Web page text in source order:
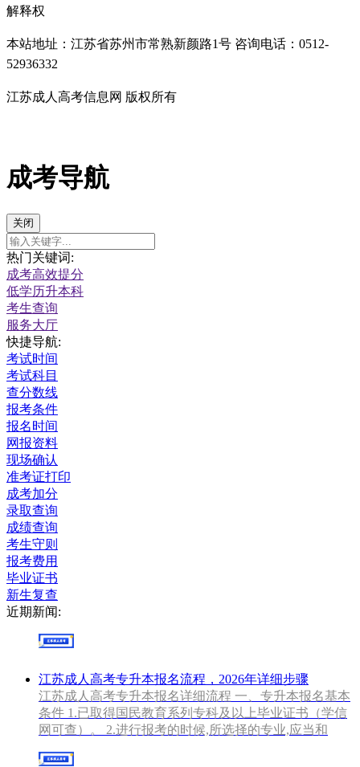
解释权
本站地址：江苏省苏州市常熟新颜路1号 咨询电话：0512-
52936332
江苏成人高考信息网 版权所有
成考导航
关闭
热门关键词:
成考高效提分
低学历升本科
考生查询
服务大厅
快捷导航:
考试时间
考试科目
查分数线
报考条件
报名时间
网报资料
现场确认
准考证打印
成考加分
录取查询
成绩查询
考生守则
报考费用
毕业证书
新生复查
近期新闻:
江苏成人高考专升本报名流程，2026年详细步骤
江苏成人高考专升本报名详细流程 一、专升本报名基本
条件 1.已取得国民教育系列专科及以上毕业证书（学信
网可查）。 2.进行报考的时候,所选择的专业,应当和